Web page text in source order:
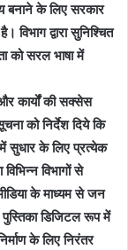
बनाने के लिए सरकार
द्वारा सुनिश्चित
को सरल भाषा में
कार्यों की सक्सेस
को निर्देश दिये कि
सुधार के लिए प्रत्येक
विभागों से
के माध्यम से जन
पुस्तिका डिजिटल रूप में
के लिए निरंतर